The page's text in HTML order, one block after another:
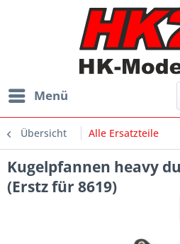
Menü
Übersicht Alle Ersatzteile
Kugelpfannen heavy
(Erstz für 8619)